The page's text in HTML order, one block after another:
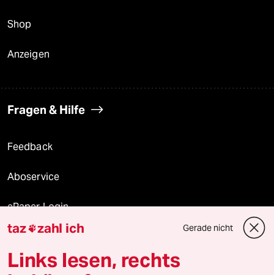
Shop
Anzeigen
Fragen & Hilfe
Feedback
Aboservice
ePaper Login
Downloads für Abonnierende
taz zahl ich Gerade nicht
Links lesen, rechts